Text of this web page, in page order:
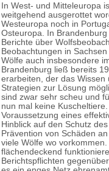
In West- und Mitteleuropa
weitgehend ausgerottet
Westeuropa noch in
Osteuropa. In
Berichte über
Beobachtungen in
Wölfe auch insbesondere
Brandenburg ließ bereits
erarbeiten, der das Wissen
Strategien zur Lösung
sind zwar sehr scheu und
nun mal keine Kuscheltiere.
Voraussetzung eines
Hinblick auf den Schutz
Prävention von Schäden
viele Wölfe wo
flächendeckend
Berichtspflichten